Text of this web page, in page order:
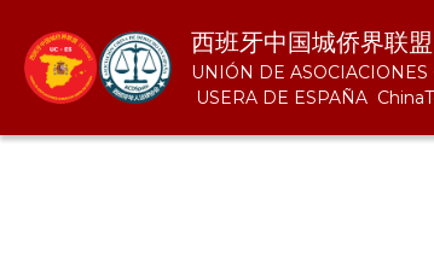
西班牙中国城侨界联
UNIÓN DE
USERA DE ESPAÑA